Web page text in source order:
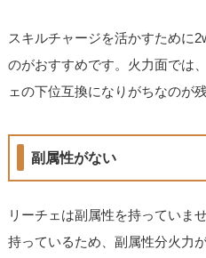
スキルチャージを活かすために
のがおすすめです。火力面では
ェの下位互換になりがちなのが
副属性がない
リーチェは副属性を持っていま
持っているため、副属性分火力